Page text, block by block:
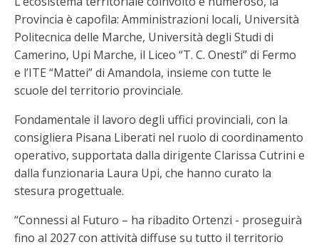
Provincia è capofila: Amministrazioni locali, Università
Politecnica delle Marche, Università degli Studi di
Camerino, Upi Marche, il Liceo “T. C. Onesti” di Fermo
e l’ITE “Mattei” di Amandola, insieme con tutte le
scuole del territorio provinciale.
Fondamentale il lavoro degli uffici provinciali, con la
consigliera Pisana Liberati nel ruolo di coordinamento
operativo, supportata dalla dirigente Clarissa Cutrini e
dalla funzionaria Laura Upi, che hanno curato la
stesura progettuale.
“Connessi al Futuro – ha ribadito Ortenzi - proseguirà
fino al 2027 con attività diffuse su tutto il territorio